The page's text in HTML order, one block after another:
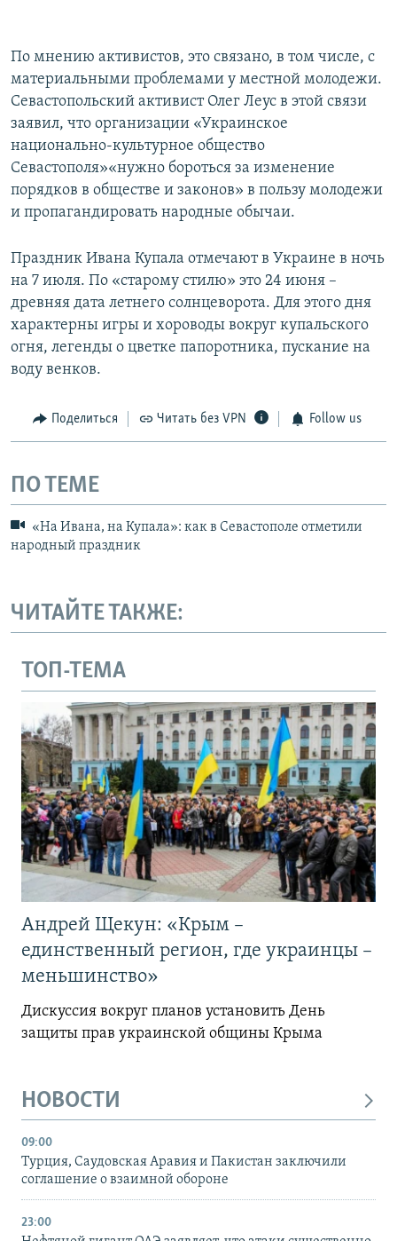
По мнению активистов, это связано, в том числе, с
материальными проблемами у местной молодежи.
Севастопольский активист Олег Леус в этой связи
заявил, что организации «Украинское
национально-культурное общество
Севастополя»«нужно бороться за изменение
порядков в обществе и законов» в пользу молодежи
и пропагандировать народные обычаи.
Праздник Ивана Купала отмечают в Украине в ночь
на 7 июля. По «старому стилю» это 24 июня –
древняя дата летнего солнцеворота. Для этого дня
характерны игры и хороводы вокруг купальского
огня, легенды о цветке папоротника, пускание на
воду венков.
Поделиться Читать без VPN Follow us
ПО ТЕМЕ
«На Ивана, на Купала»: как в Севастополе отметили
народный праздник
ЧИТАЙТЕ ТАКЖЕ:
ТОП-ТЕМА
Андрей Щекун: «Крым –
единственный регион, где украинцы –
меньшинство»
Дискуссия вокруг планов установить День
защиты прав украинской общины Крыма
НОВОСТИ
09:00
Турция, Саудовская Аравия и Пакистан заключили
соглашение о взаимной обороне
23:00